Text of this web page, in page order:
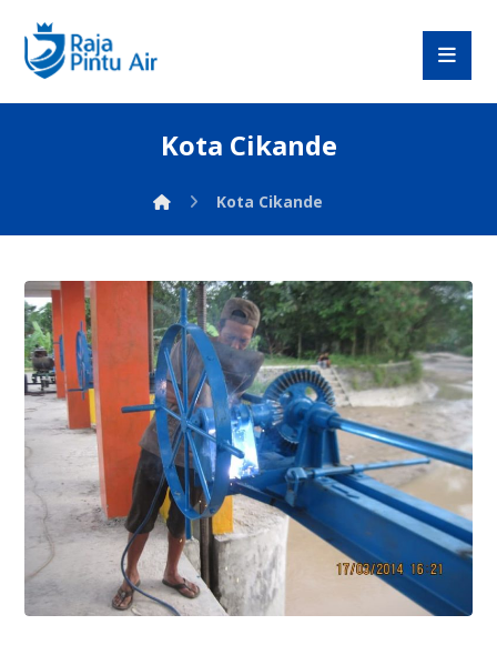
Kota Cikande
Kota Cikande